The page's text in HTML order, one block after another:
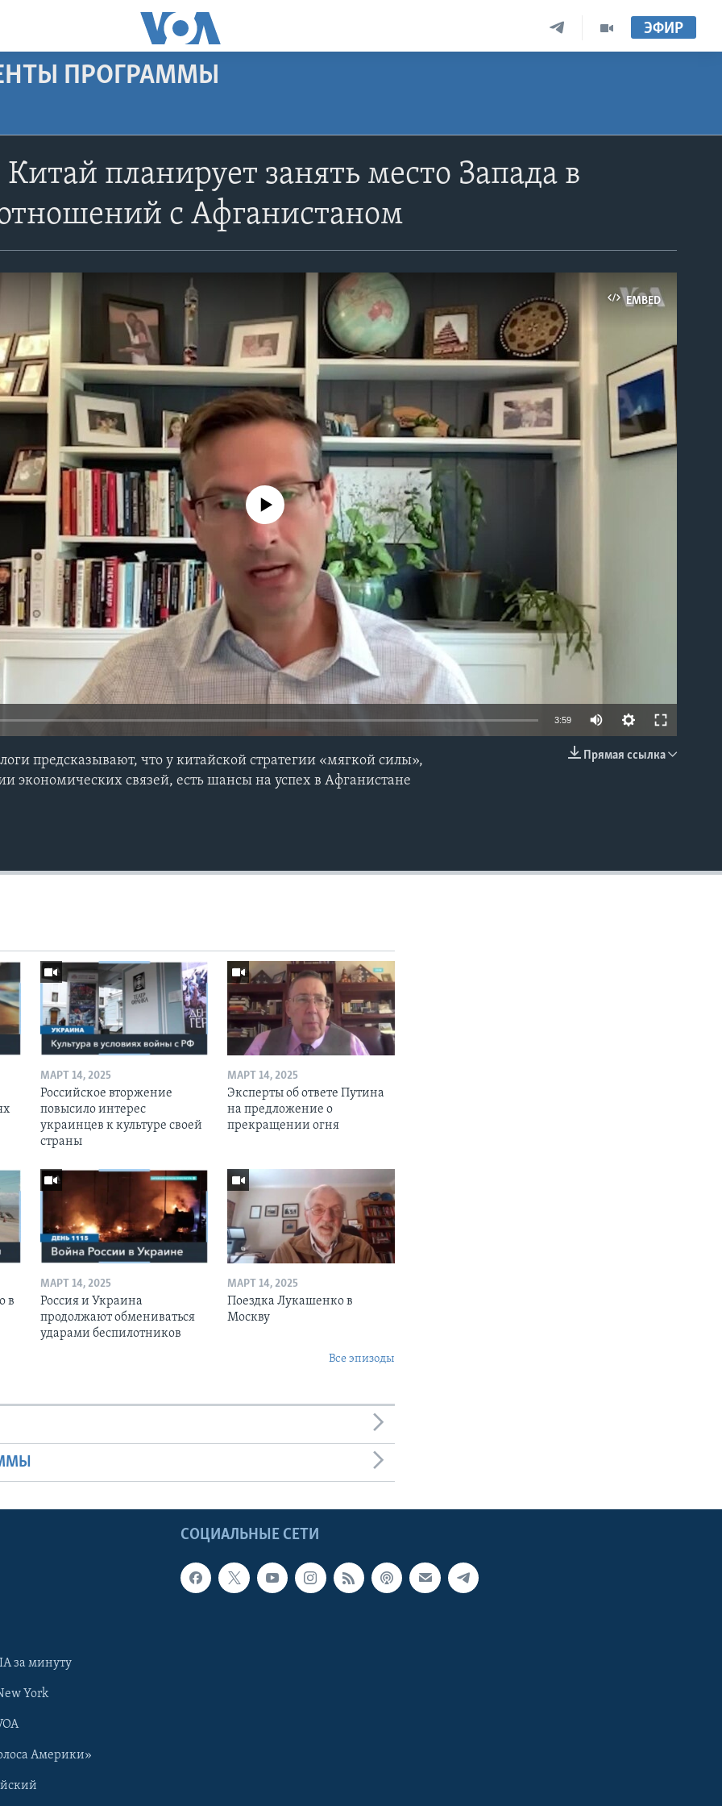
ЭФИР
ПРОГРАММЫ
планирует занять место Запада в
с Афганистаном
EMBED
No media source currently available
3:59
Прямая ссылка
предсказывают, что у китайской стратегии «мягкой силы»,
экономических связей, есть шансы на успех в Афганистане
МАРТ 14, 2025
Российское вторжение
повысило интерес
украинцев к культуре своей
страны
МАРТ 14, 2025
Эксперты об ответе Путина
на предложение о
прекращении огня
в
МАРТ 14, 2025
Россия и Украина
продолжают обмениваться
ударами беспилотников
МАРТ 14, 2025
Поездка Лукашенко в
Москву
Все эпизоды
СОЦИАЛЬНЫЕ СЕТИ
за минуту
York
Америки»